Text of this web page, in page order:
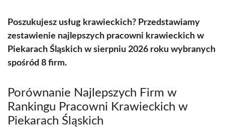
Poszukujesz usług krawieckich? Przedstawiamy
zestawienie najlepszych pracowni krawieckich w
Piekarach Śląskich w sierpniu 2026 roku wybranych
spośród 8 firm.
Porównanie Najlepszych Firm w
Rankingu Pracowni Krawieckich w
Piekarach Śląskich